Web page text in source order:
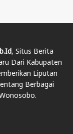
, Situs Berita
Dari Kabupaten
Liputan
Berbagai